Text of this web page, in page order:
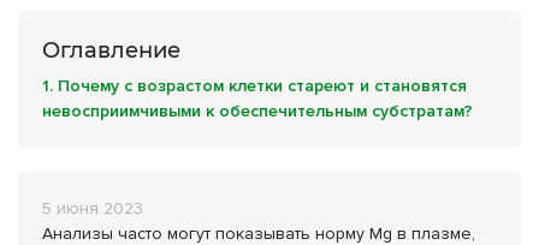
Комплексные программы лечения
5 июня 2023
Анализы часто могут показывать норму Mg в плазме,
Оглавление
1. Почему с возрастом клетки стареют и становятся
невосприимчивыми к обеспечительным субстратам?